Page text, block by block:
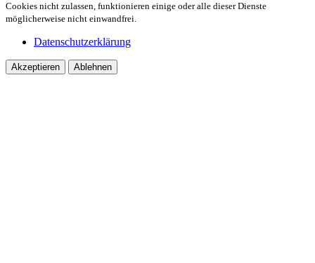
Cookies nicht zulassen, funktionieren einige oder alle dieser Dienste
möglicherweise nicht einwandfrei.
Datenschutzerklärung
Akzeptieren Ablehnen